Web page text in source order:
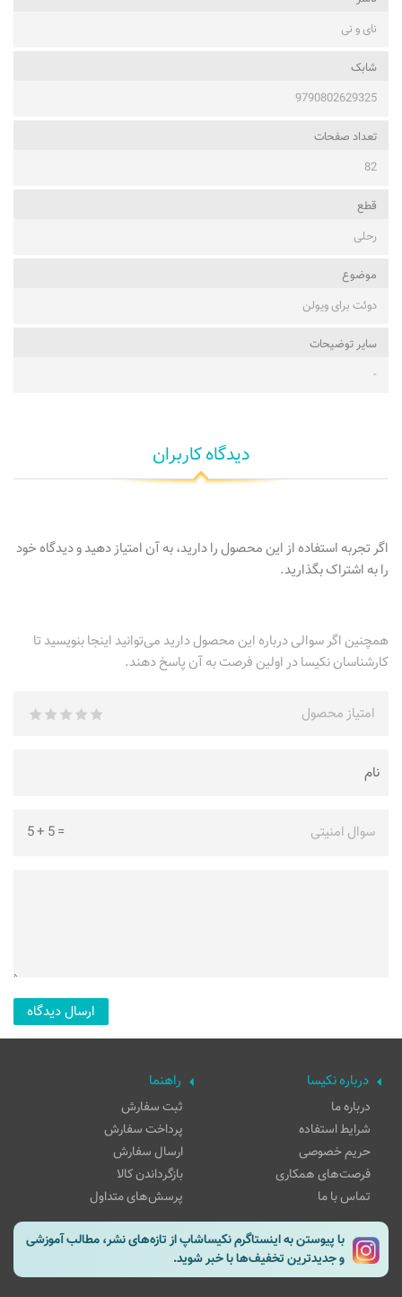
نای و نی
شابک
9790802629325
تعداد صفحات
82
قطع
رحلی
موضوع
دوئت برای ویولن
ساير توضيحات
-
دیدگاه کاربران
اگر تجربه استفاده از این محصول را دارید، به آن امتیاز دهید و دیدگاه خود
را به اشتراک بگذارید.
همچنین اگر سوالی درباره این محصول دارید می‌توانید اینجا بنویسید تا
کارشناسان نکیسا در اولین فرصت به آن پاسخ دهند.
امتیاز محصول
سوال امنیتی =
5
+
5
درباره نکیسا
درباره ما
شرایط استفاده
حریم خصوصی
فرصت‌های همکاری
تماس با ما
راهنما
ثبت سفارش
پرداخت سفارش
ارسال سفارش
بازگرداندن کالا
پرسش‌های متداول
با پیوستن به اینستاگرم نکیساشاپ از تازه‌های نشر، مطالب آموزشی
و جدیدترین تخفیف‌ها با خبر شوید.